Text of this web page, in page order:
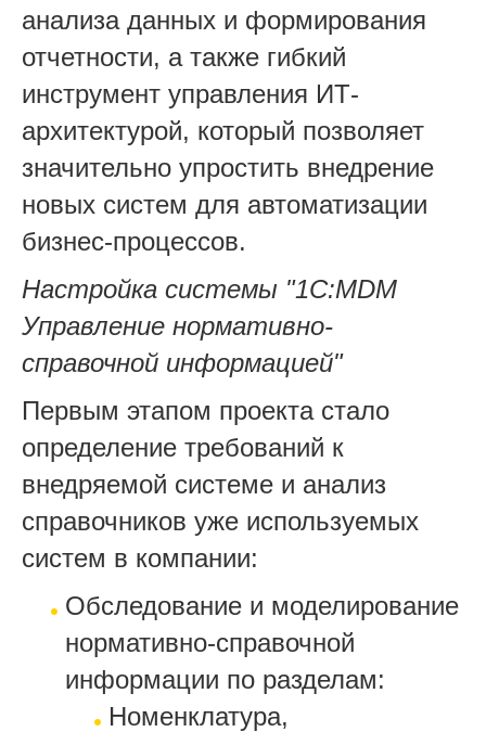
анализа данных и формирования
отчетности, а также гибкий
инструмент управления ИТ-
архитектурой, который позволяет
значительно упростить внедрение
новых систем для автоматизации
бизнес-процессов.
Настройка системы "1С:MDM
Управление нормативно-
справочной информацией"
Первым этапом проекта стало
определение требований к
внедряемой системе и анализ
справочников уже используемых
систем в компании:
Обследование и моделирование
нормативно-справочной
информации по разделам:
Номенклатура,